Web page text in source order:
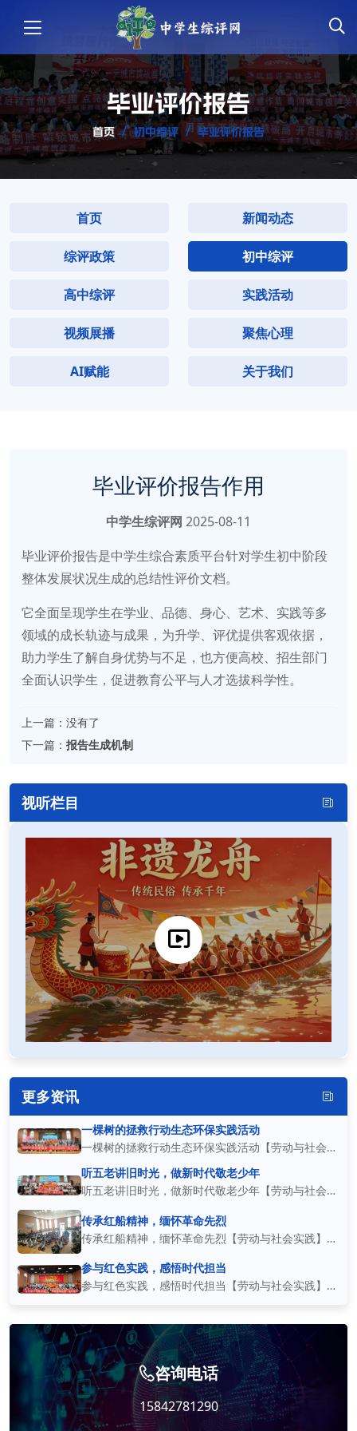
毕业评价报告
首页 初中综评 毕业评价报告
首页 新闻动态
综评政策 初中综评
高中综评 实践活动
视频展播 聚焦心理
AI赋能 关于我们
视听栏目
更多资讯
一棵树的拯救行动生态环保实践活动
一棵树的拯救行动生态环保实践活动【劳动与社会实
践】 本次“一棵树的拯救行动”生态环保主题实践活
动，以理念宣讲、承诺践行的形式开展，引导学生建
立生态保护的思想认知。活动现场，全体学生共同学
习
听五老讲旧时光，做新时代敬老少年
听五老讲旧时光，做新时代敬老少年【劳动与社会实
践】 本次敬老公益实践活动顺利开展，众多中学生
参与本次主题活动。活动现场邀请老一辈长者讲述过
认真聆听，深
传承红船精神，缅怀革命先烈
传承红船精神，缅怀革命先烈【劳动与社会实践】
同学们围坐一堂，手折红色纸船，以质朴庄重的方式
追思革命先辈，赓续百年红色薪火。指尖的纸船承载
的铭记
参与红色实践，感悟时代担当
参与红色实践，感悟时代担当【劳动与社会实践】
史、传承精神的窗口。同学们相聚于此，在浓厚的红
色氛围中重温初心历程，聆听先辈奋斗故事，厚植家
国赤诚之
咨询电话
15842781290
毕业评价报告作用
中学生综评网 2025-08-11
毕业评价报告是中学生综合素质平台针对学生初中阶段
整体发展状况生成的总结性评价文档。
它全面呈现学生在学业、品德、身心、艺术、实践等多
领域的成长轨迹与成果，为升学、评优提供客观依据，
助力学生了解自身优势与不足，也方便高校、招生部门
全面认识学生，促进教育公平与人才选拔科学性。
上一篇：没有了
下一篇： 报告生成机制